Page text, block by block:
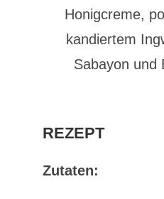
REZEPT
Zutaten: